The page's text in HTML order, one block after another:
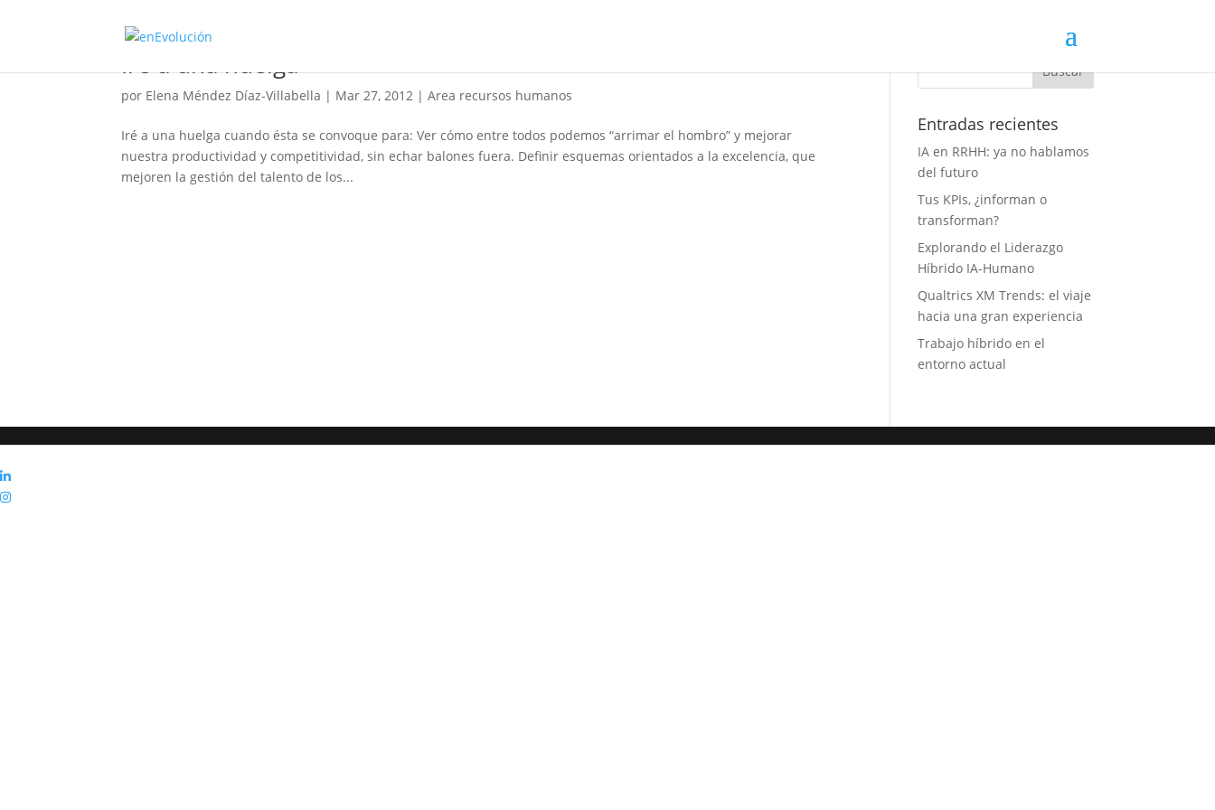
Iré a una huelga
por Elena Méndez Díaz-Villabella | Mar 27, 2012 |Area recursos humanos
Iré a una huelga cuando ésta se convoque para: Ver cómo entre todos podemos “arrimar el hombro” y mejorar
nuestra productividad y competitividad, sin echar balones fuera. Definir esquemas orientados a la excelencia, que
mejoren la gestión del talento de los...
Entradas recientes
IA en RRHH: ya no hablamos
del futuro
Tus KPIs, ¿informan o
transforman?
Explorando el Liderazgo
Híbrido IA-Humano
Qualtrics XM Trends: el viaje
hacia una gran experiencia
Trabajo híbrido en el
entorno actual